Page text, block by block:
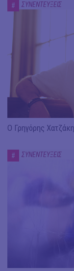
# ΣΥΝΕΝΤΕΥΞΕΙΣ
Ο Γρηγόρης
# ΣΥΝΕΝΤΕΥΞΕΙΣ